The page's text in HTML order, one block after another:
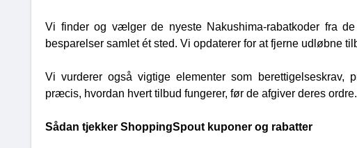
Vi finder og vælger de nyeste Nakushima-rabatkoder fra
besparelser samlet ét sted. Vi opdaterer for at fjerne udløbne
Vi vurderer også vigtige elementer som berettigelseskrav,
præcis, hvordan hvert tilbud fungerer, før de afgiver deres ordre.
Sådan tjekker ShoppingSpout kuponer og rabatter